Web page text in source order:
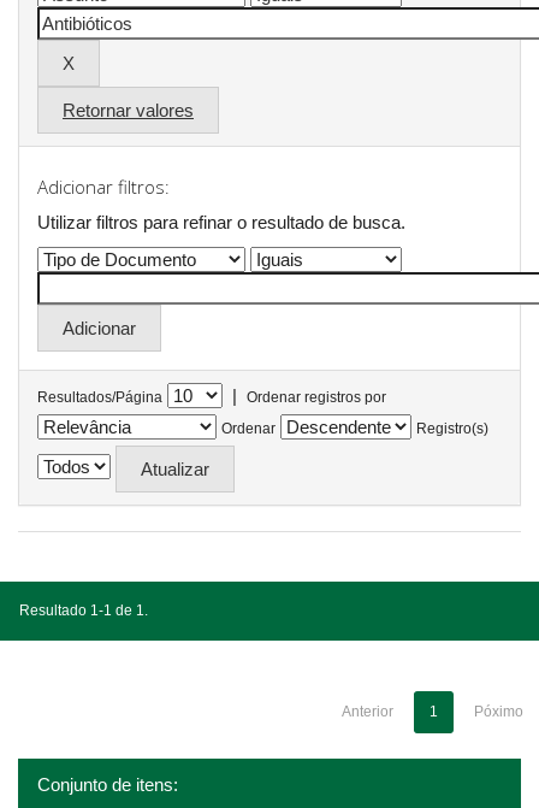
Retornar valores
Adicionar filtros:
Utilizar filtros para refinar o resultado de busca.
Resultados/Página |
Ordenar registros por
Ordenar
Registro(s)
Resultado 1-1 de 1.
Anterior 1 Póximo
Conjunto de itens: